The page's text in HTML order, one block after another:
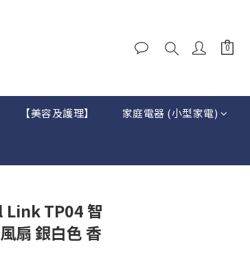
【美容及護理】 家庭電器 (小型家電)
Link TP04 智
扇 銀白色 香